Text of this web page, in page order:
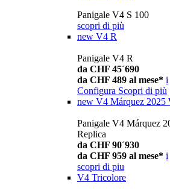
Panigale V4 S 100
scopri di più
new V4 R
Panigale V4 R
da CHF 45´690
da CHF 489 al mese* i
Configura Scopri di più
new V4 Márquez 2025
Panigale V4 Márquez
Replica
da CHF 90´930
da CHF 959 al mese* i
scopri di piu
V4 Tricolore